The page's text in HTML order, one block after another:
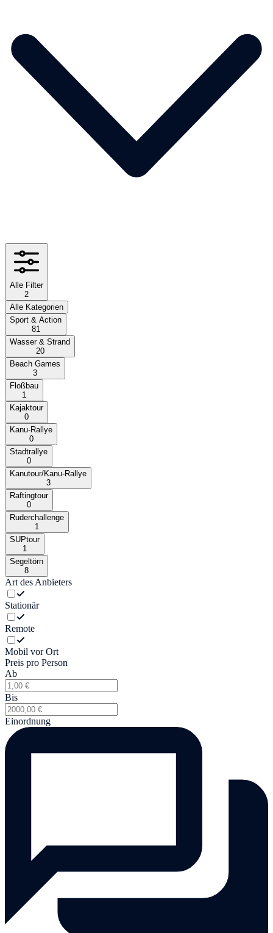
Alle Filter
2
Alle Kategorien
Sport & Action
81
Wasser & Strand
20
Beach Games
3
Floßbau
1
Kajaktour
0
Kanu-Rallye
0
Stadtrallye
0
Kanutour/Kanu-Rallye
3
Raftingtour
0
Ruderchallenge
1
SUPtour
1
Segeltörn
8
Art des Anbieters
Stationär
Remote
Mobil vor Ort
Preis pro Person
Ab
Bis
Einordnung